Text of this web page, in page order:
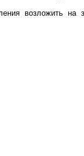
возложить на